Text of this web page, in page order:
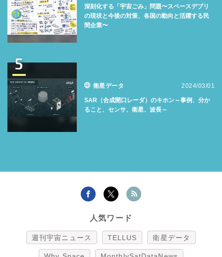
深刻化する「宇宙ごみ」問題〜スペースデブリ
の現状と今後の対策、各国の動向と活躍する民
間企業〜
5
衛星データ 2024/03/01
SAR（合成開口レーダ）のキホン～事例、分か
ること、センサ、衛星、波長～
人気ワード
週刊宇宙ニュース TELLUS 衛星データ